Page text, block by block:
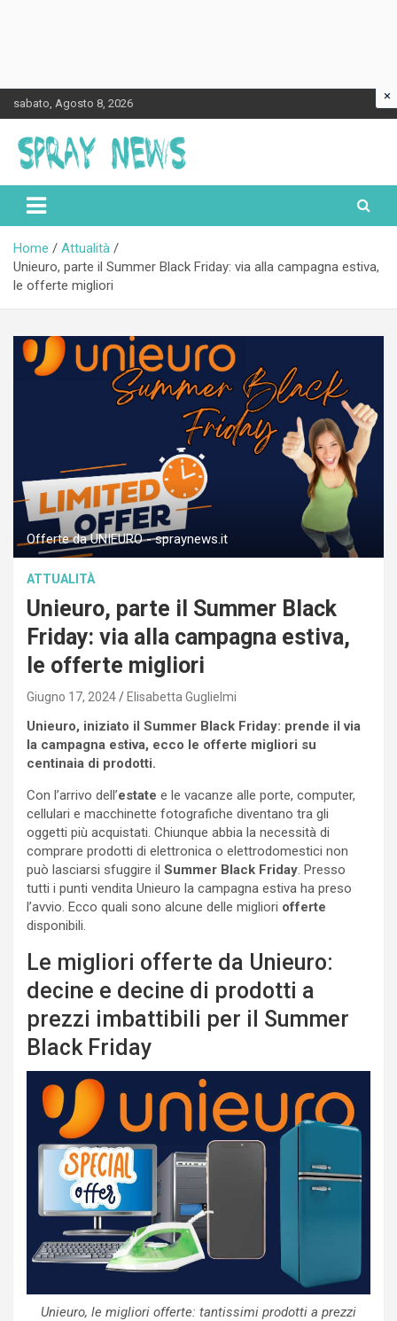
to
content
sabato, Agosto 8, 2026
Spraynews.it
Home
Attualità
Unieuro, parte il Summer Black Friday: via alla campagna estiva,
le offerte migliori
Offerte da UNIEURO - spraynews.it
ATTUALITÀ
Unieuro, parte il Summer Black
Friday: via alla campagna estiva,
le offerte migliori
Giugno 17, 2024 Elisabetta Guglielmi
Unieuro, iniziato il Summer Black Friday: prende il via
la campagna estiva, ecco le offerte migliori su
centinaia di prodotti.
Con l’arrivo dell’estate e le vacanze alle porte, computer,
cellulari e macchinette fotografiche diventano tra gli
oggetti più acquistati. Chiunque abbia la necessità di
comprare prodotti di elettronica o elettrodomestici non
può lasciarsi sfuggire il Summer Black Friday. Presso
tutti i punti vendita Unieuro la campagna estiva ha preso
l’avvio. Ecco quali sono alcune delle migliori offerte
disponibili.
Le migliori offerte da Unieuro:
decine e decine di prodotti a
prezzi imbattibili per il Summer
Black Friday
Unieuro, le migliori offerte: tantissimi prodotti a prezzi
×